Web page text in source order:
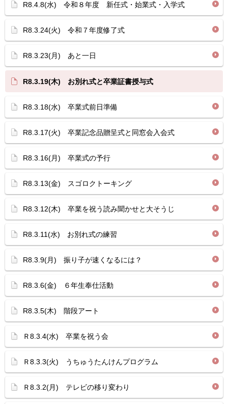
R8.4.8(水) 令和８年度 新任式・始業式・入学式
R8.3.24(火) 令和７年度修了式
R8.3.23(月) あと一日
R8.3.19(木) お別れ式と卒業証書授与式
R8.3.18(水) 卒業式前日準備
R8.3.17(火) 卒業記念品贈呈式と同窓会入会式
R8.3.16(月) 卒業式の予行
R8.3.13(金) スゴロクトーキング
R8.3.12(木) 卒業を祝う読み聞かせと大そうじ
R8.3.11(水) お別れ式の練習
R8.3.9(月) 振り子が速くなるには？
R8.3.6(金) ６年生奉仕活動
R8.3.5(木) 階段アート
Ｒ8.3.4(水) 卒業を祝う会
Ｒ8.3.3(火) うちゅうたんけんプログラム
Ｒ8.3.2(月) テレビの移り変わり